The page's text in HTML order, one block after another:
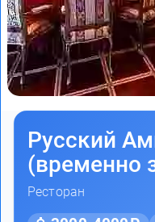
Русский
(временно
Ресторан